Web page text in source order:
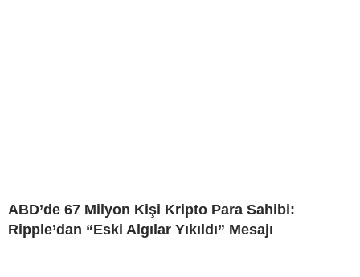
ABD’de 67 Milyon Kişi Kripto Para Sahibi:
Ripple’dan “Eski Algılar Yıkıldı” Mesajı